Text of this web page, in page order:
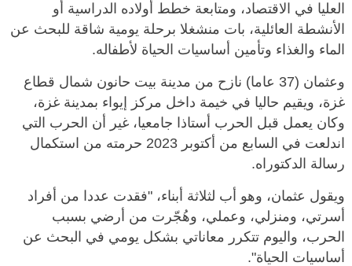
العليا في الاقتصاد، ومتابعة خطط أولاده الدراسية أو
الأنشطة العائلية، بات منشغلا برحلة يومية شاقة للبحث عن
الماء والغذاء وتأمين أساسيات الحياة لأطفاله.
وعثمان (37 عاما) نازح من مدينة بيت حانون شمال قطاع
غزة، ويقيم حاليا في خيمة داخل مركز إيواء بمدينة غزة،
وكان يعمل قبل الحرب أستاذا جامعيا، غير أن الحرب التي
اندلعت في السابع من أكتوبر 2023 حرمته من استكمال
رسالة الدكتوراه.
ويقول عثمان، وهو أب لثلاثة أبناء، "فقدت عددا من أفراد
أسرتي، ومنزلي، وعملي، وهُجّرت من أرضي بسبب
الحرب، واليوم تتكرر معاناتي بشكل يومي في البحث عن
أساسيات الحياة".